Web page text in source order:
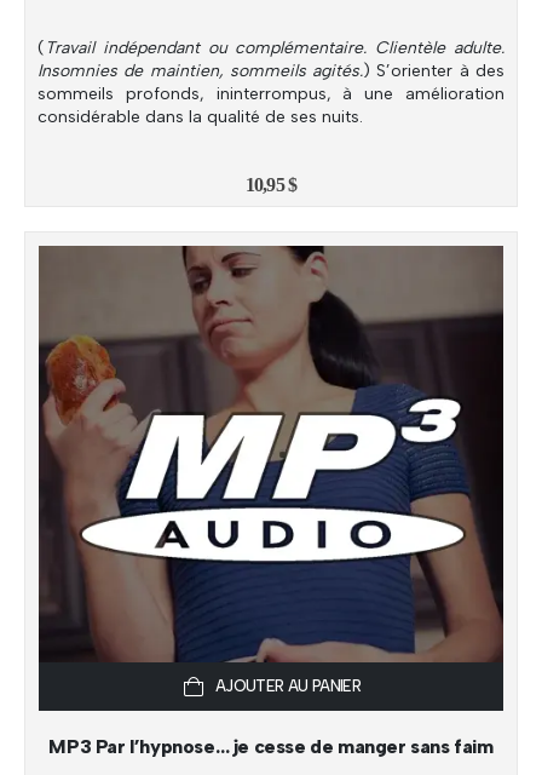
( Travail indépendant ou complémentaire. Clientèle adulte.
Insomnies de maintien, sommeils agités.) S’orienter à des
sommeils profonds, ininterrompus, à une amélioration
considérable dans la qualité de ses nuits.
10,95$
AJOUTER AU PANIER
MP3 Par l’hypnose… je cesse de manger sans faim